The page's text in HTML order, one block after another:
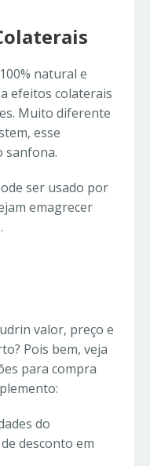
natural e
efeitos colaterais
Muito diferente
esse
sanfona.
ser usado por
emagrecer
valor, preço e
Pois bem, veja
para compra
do
desconto em